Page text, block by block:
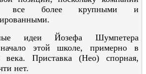
все более крупными и
идеи Йозефа Шумпетера
этой школе, примерно в
века. Приставка (Нео) спорная,
нет.